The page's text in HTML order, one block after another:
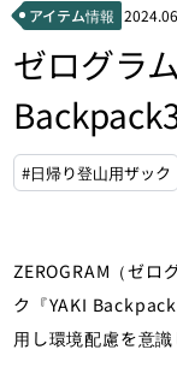
アイテム情報
ゼログラ
#日帰り登山用ザック
ZEROGRAM（ゼロ
ク『YAKI
用し環境配慮を意識